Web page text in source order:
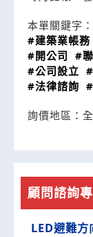
本單關鍵字：
#建築業帳務
#開公司 #
#公司設立
#法律諮詢
詢價地區：
顧問諮詢
LED避難方